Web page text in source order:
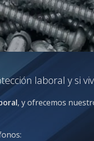
laboral y si
, y ofrecemos